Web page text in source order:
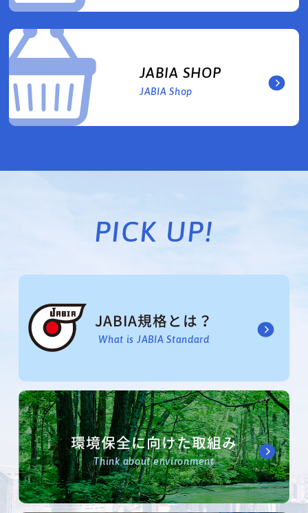
JABIA SHOP
JABIA Shop
PICK UP!
JABIA規格とは？
What is JABIA Standard
環境保全に向けた取組み
Think about environment